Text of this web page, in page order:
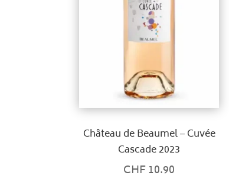
Château de Beaumel – Cuvée
Cascade 2023
CHF10.90